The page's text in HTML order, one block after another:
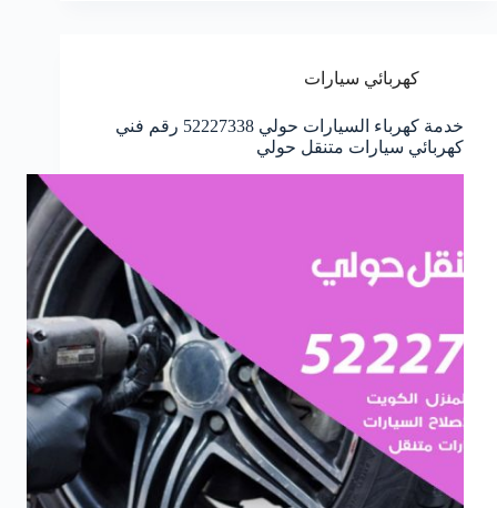
كهربائي سيارات
خدمة كهرباء السيارات حولي 52227338 رقم فني
كهربائي سيارات متنقل حولي